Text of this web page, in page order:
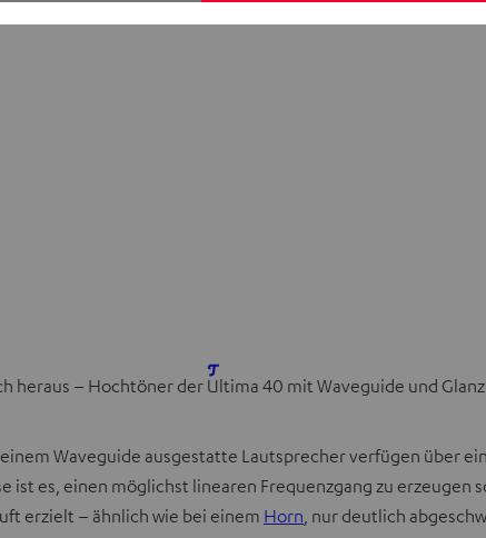
e
u
e
heraus – Hochtöner der Ultima 40 mit Waveguide und
Waveguide ausgestatte Lautsprecher verfügen über
es, einen möglichst linearen Frequenzgang zu erzeugen
erzielt – ähnlich wie bei einem Horn , nur deutlich